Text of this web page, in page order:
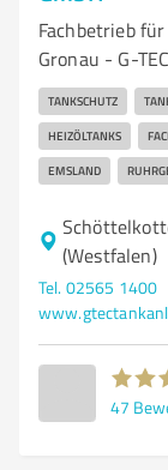
Fachbetrieb
Gronau - G-
TANKSCHUTZ
HEIZÖLTANKS
EMSLAND
(Westfalen)
Tel. 02565 1400
47